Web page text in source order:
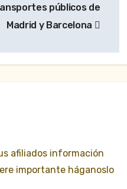
públicos de
Madrid y Barcelona
afiliados información
importante háganoslo